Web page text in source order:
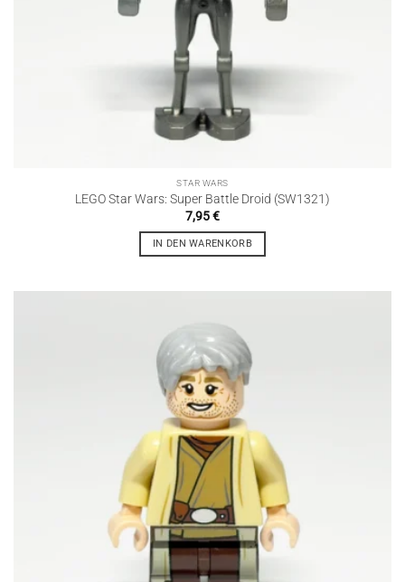
STAR WARS
LEGO Star Wars: Super Battle Droid (SW1321)
7,95€
IN DEN WARENKORB